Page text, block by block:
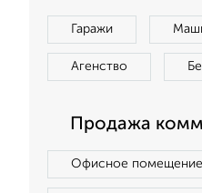
Гаражи
Агенство
Продажа
Офисное помещение